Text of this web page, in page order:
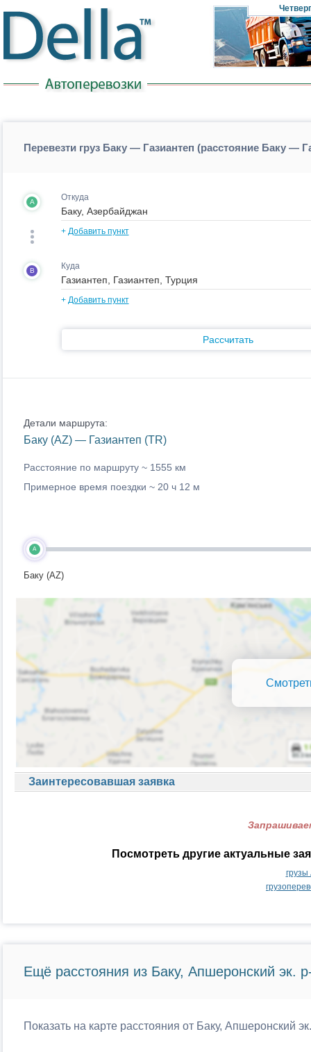
Четверг
Перевезти груз Баку — Газиантеп (расстояние Баку —
A Откуда
+ Добавить пункт
B Куда
+ Добавить пункт
Рассчитать
Детали маршрута:
Баку (AZ) — Газиантеп (TR)
Расстояние по маршруту ~ 1555 км
Примерное время поездки ~ 20 ч 12 м
A
Баку (AZ)
Заинтересовавшая заявка
Посмотреть другие актуальные
Ещё расстояния из Баку, Апшеронский эк.
Показать на карте расстояния от Баку, Апшеронский